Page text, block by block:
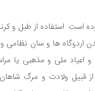
است. استفاده از طبل و
اردوگاه ها و سان نظامی و
ملی و مذهبی یا
قبیل ولادت و مرگ